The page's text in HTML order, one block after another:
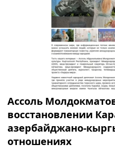
Ассоль
восстановлении
азербайджано-
отношениях